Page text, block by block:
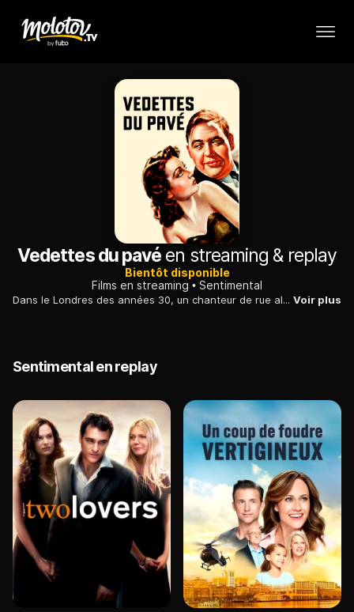
Vedettes du pavé en streaming & replay
Bientôt disponible
Films en streaming
Sentimental
Dans le Londres des années 30, un chanteur de rue alcoolique s'éprend d'une jeune voleuse. Tous deux tentent maladroitement d'aider l'autre à s'amender. Voir plus
Sentimental en replay